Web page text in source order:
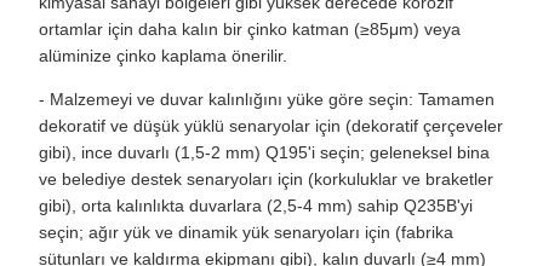
ortamlar için daha kalın bir çinko katman (≥85μm) veya
alüminize çinko kaplama önerilir.
- Malzemeyi ve duvar kalınlığını yüke göre seçin: Tamamen
dekoratif ve düşük yüklü senaryolar için (dekoratif çerçeveler
gibi), ince duvarlı (1,5-2 mm) Q195'i seçin; geleneksel bina
ve belediye destek senaryoları için (korkuluklar ve braketler
gibi), orta kalınlıkta duvarlara (2,5-4 mm) sahip Q235B'yi
seçin; ağır yük ve dinamik yük senaryoları için (fabrika
sütunları ve kaldırma ekipmanı gibi), kalın duvarlı (≥4 mm)